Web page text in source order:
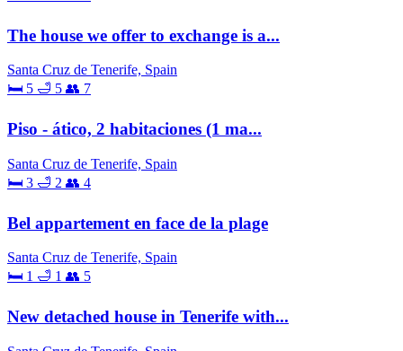
The house we offer to exchange is a...
Santa Cruz de Tenerife, Spain
🛏 5 🛁 5 👥 7
Piso - ático, 2 habitaciones (1 ma...
Santa Cruz de Tenerife, Spain
🛏 3 🛁 2 👥 4
Bel appartement en face de la plage
Santa Cruz de Tenerife, Spain
🛏 1 🛁 1 👥 5
New detached house in Tenerife with...